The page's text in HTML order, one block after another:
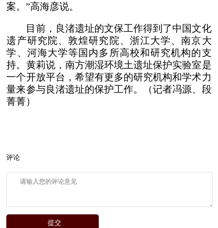
案。”高海彦说。
目前，良渚遗址的文保工作得到了中国文化
遗产研究院、敦煌研究院、浙江大学、南京大
学、河海大学等国内多所高校和研究机构的支
持。黄莉说，南方潮湿环境土遗址保护实验室是
一个开放平台，希望有更多的研究机构和学术力
量来参与良渚遗址的保护工作。（记者冯源、段
菁菁）
评论